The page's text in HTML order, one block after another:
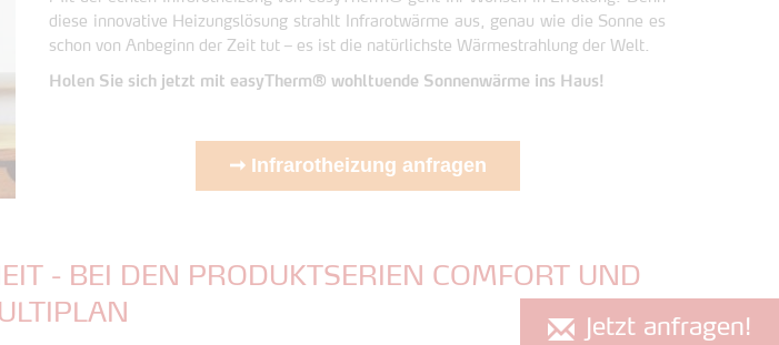
Jetzt anfragen!
diese innovative Heizungslösung strahlt Infrarotwärme aus, genau wie die Sonne es
schon von Anbeginn der Zeit tut – es ist die natürlichste Wärmestrahlung der Welt.
Holen Sie sich jetzt mit easyTherm® wohltuende Sonnenwärme ins Haus!
➞ Infrarotheizung anfragen
- BEI DEN PRODUKTSERIEN COMFORT UND